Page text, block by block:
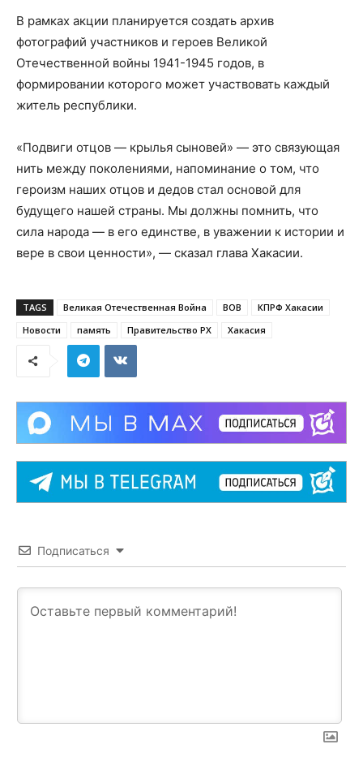
В рамках акции планируется создать архив
фотографий участников и героев Великой
Отечественной войны 1941-1945 годов, в
формировании которого может участвовать каждый
житель республики.
«Подвиги отцов — крылья сыновей» — это связующая
нить между поколениями, напоминание о том, что
героизм наших отцов и дедов стал основой для
будущего нашей страны. Мы должны помнить, что
сила народа — в его единстве, в уважении к истории и
вере в свои ценности», — сказал глава Хакасии.
TAGS Великая Отечественная Война ВОВ
КПРФ Хакасии
Новости
память Правительство РХ Хакасия
Подписаться